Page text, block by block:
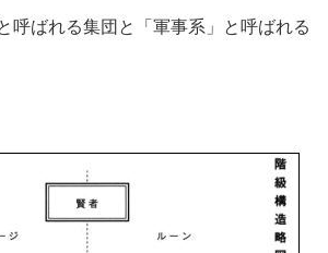
呼ばれる集団と「軍事系」と呼ばれる